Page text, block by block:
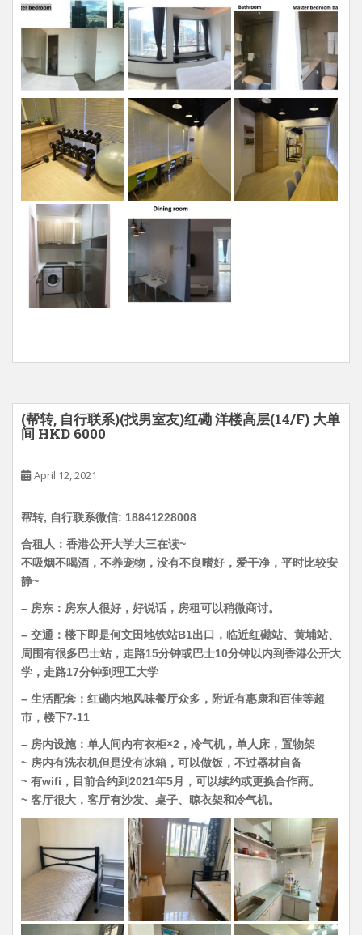
(帮转, 自行联系)(找男室友)红磡 洋楼高层(14/F) 大单
间 HKD 6000
April 12, 2021
帮转, 自行联系微信: 18841228008
合租人：香港公开大学大三在读~
不吸烟不喝酒，不养宠物，没有不良嗜好，爱干净，平时比较安
静~
– 房东：房东人很好，好说话，房租可以稍微商讨。
– 交通：楼下即是何文田地铁站B1出口，临近红磡站、黄埔站、
周围有很多巴士站，走路15分钟或巴士10分钟以内到香港公开大
学，走路17分钟到理工大学
– 生活配套：红磡内地风味餐厅众多，附近有惠康和百佳等超
市，楼下7-11
– 房内设施：单人间内有衣柜×2，冷气机，单人床，置物架
~ 房内有洗衣机但是没有冰箱，可以做饭，不过器材自备
~ 有wifi，目前合约到2021年5月，可以续约或更换合作商。
~ 客厅很大，客厅有沙发、桌子、晾衣架和冷气机。